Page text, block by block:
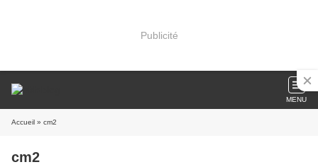
Publicité
MENU
Accueil » cm2
cm2